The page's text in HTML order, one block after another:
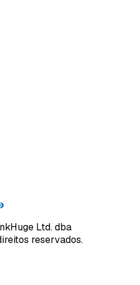
Ltd.dba
reservados.